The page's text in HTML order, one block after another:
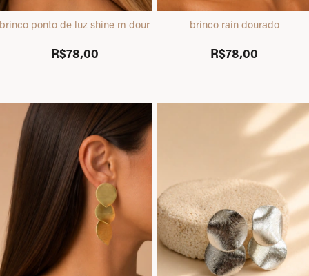
ponto de luz shine m dourado
R$78,00
brinco rain dourado
R$78,00